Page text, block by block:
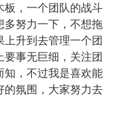
板，一个团队的战斗
多努力一下，不想拖
上升到去管理一个团
要事无巨细，关注团
知，不过我是喜欢能
的氛围，大家努力去